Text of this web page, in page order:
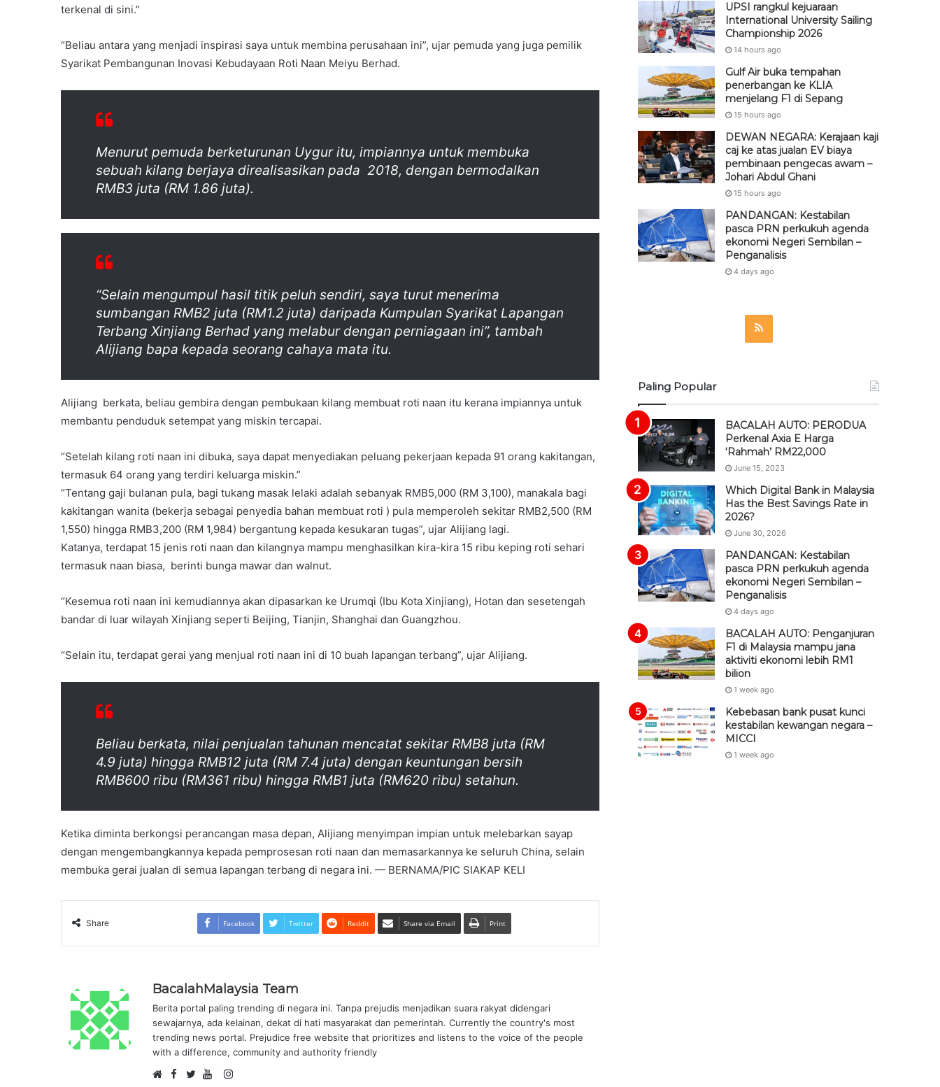
terkenal di sini.”
“Beliau antara yang menjadi inspirasi saya untuk membina perusahaan ini”, ujar pemuda yang juga pemilik
Syarikat Pembangunan Inovasi Kebudayaan Roti Naan Meiyu Berhad.
Menurut pemuda berketurunan Uygur itu, impiannya untuk membuka
sebuah kilang berjaya direalisasikan pada 2018, dengan bermodalkan
RMB3 juta (RM 1.86 juta).
“Selain mengumpul hasil titik peluh sendiri, saya turut menerima
sumbangan RMB2 juta (RM1.2 juta) daripada Kumpulan Syarikat Lapangan
Terbang Xinjiang Berhad yang melabur dengan perniagaan ini”, tambah
Alijiang bapa kepada seorang cahaya mata itu.
Alijiang berkata, beliau gembira dengan pembukaan kilang membuat roti naan itu kerana impiannya untuk
membantu penduduk setempat yang miskin tercapai.
“Setelah kilang roti naan ini dibuka, saya dapat menyediakan peluang pekerjaan kepada 91 orang kakitangan,
termasuk 64 orang yang terdiri keluarga miskin.”
“Tentang gaji bulanan pula, bagi tukang masak lelaki adalah sebanyak RMB5,000 (RM 3,100), manakala bagi
kakitangan wanita (bekerja sebagai penyedia bahan membuat roti ) pula memperoleh sekitar RMB2,500 (RM
1,550) hingga RMB3,200 (RM 1,984) bergantung kepada kesukaran tugas”, ujar Alijiang lagi.
Katanya, terdapat 15 jenis roti naan dan kilangnya mampu menghasilkan kira-kira 15 ribu keping roti sehari
termasuk naan biasa, berinti bunga mawar dan walnut.
“Kesemua roti naan ini kemudiannya akan dipasarkan ke Urumqi (Ibu Kota Xinjiang), Hotan dan sesetengah
bandar di luar wilayah Xinjiang seperti Beijing, Tianjin, Shanghai dan Guangzhou.
“Selain itu, terdapat gerai yang menjual roti naan ini di 10 buah lapangan terbang”, ujar Alijiang.
Beliau berkata, nilai penjualan tahunan mencatat sekitar RMB8 juta (RM
4.9 juta) hingga RMB12 juta (RM 7.4 juta) dengan keuntungan bersih
RMB600 ribu (RM361 ribu) hingga RMB1 juta (RM620 ribu) setahun.
Ketika diminta berkongsi perancangan masa depan, Alijiang menyimpan impian untuk melebarkan sayap
dengan mengembangkannya kepada pemprosesan roti naan dan memasarkannya ke seluruh China, selain
membuka gerai jualan di semua lapangan terbang di negara ini. — BERNAMA/PIC SIAKAP KELI
Share Facebook Twitter Reddit Share via Email Print
BacalahMalaysia Team
Berita portal paling trending di negara ini. Tanpa prejudis menjadikan suara rakyat didengari
sewajarnya, ada kelainan, dekat di hati masyarakat dan pemerintah. Currently the country's most
trending news portal. Prejudice free website that prioritizes and listens to the voice of the people
with a difference, community and authority friendly
F
I
UPSI rangkul kejuaraan
International University Sailing
Championship 2026
14 hours ago
Gulf Air buka tempahan
penerbangan ke KLIA
menjelang F1 di Sepang
15 hours ago
DEWAN NEGARA: Kerajaan kaji
caj ke atas jualan EV biaya
pembinaan pengecas awam –
Johari Abdul Ghani
15 hours ago
PANDANGAN: Kestabilan
pasca PRN perkukuh agenda
ekonomi Negeri Sembilan –
Penganalisis
4 days ago
R
Paling Popular
BACALAH AUTO: PERODUA
Perkenal Axia E Harga
‘Rahmah’ RM22,000
June 15, 2023
Which Digital Bank in Malaysia
Has the Best Savings Rate in
2026?
June 30, 2026
PANDANGAN: Kestabilan
pasca PRN perkukuh agenda
ekonomi Negeri Sembilan –
Penganalisis
4 days ago
BACALAH AUTO: Penganjuran
F1 di Malaysia mampu jana
aktiviti ekonomi lebih RM1
bilion
1 week ago
Kebebasan bank pusat kunci
kestabilan kewangan negara –
MICCI
1 week ago